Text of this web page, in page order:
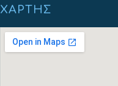
ΧΆΡΤΗΣ